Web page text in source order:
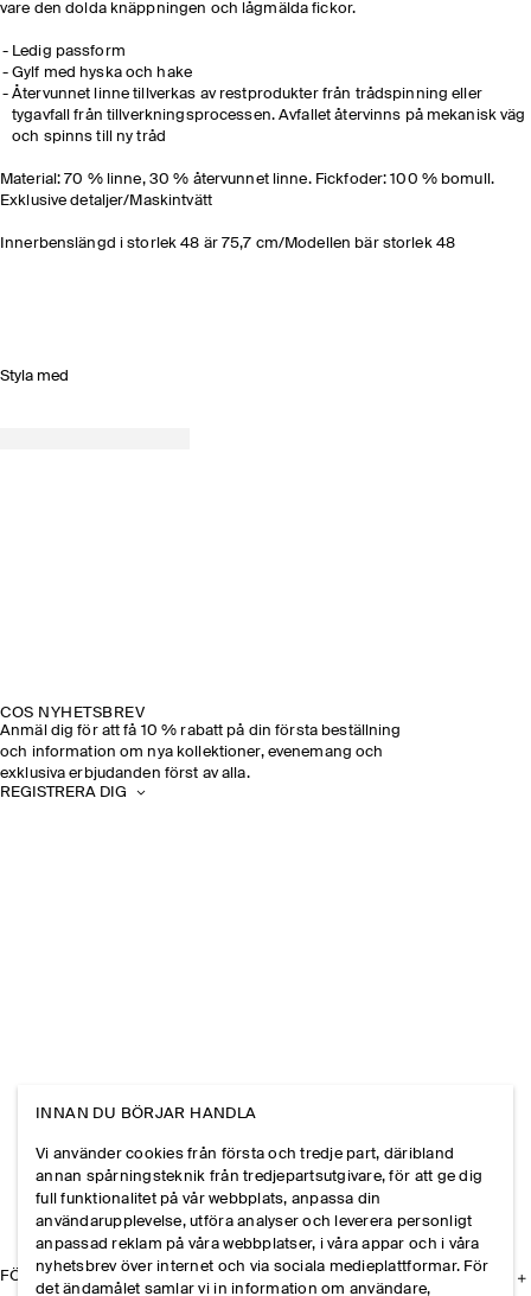
vare den dolda knäppningen och lågmälda fickor.
Ledig passform
Gylf med hyska och hake
Återvunnet linne tillverkas av restprodukter från trådspinning eller
tygavfall från tillverkningsprocessen. Avfallet återvinns på mekanisk väg
och spinns till ny tråd
Material: 70 % linne, 30 % återvunnet linne. Fickfoder: 100 % bomull.
Exklusive detaljer/Maskintvätt
Innerbenslängd i storlek 48 är 75,7 cm/Modellen bär storlek 48
Styla med
COS NYHETSBREV
Anmäl dig för att få 10 % rabatt på din första beställning
och information om nya kollektioner, evenemang och
exklusiva erbjudanden först av alla.
REGISTRERA DIG
FÖRETAGET
INNAN DU BÖRJAR HANDLA
Vi använder cookies från första och tredje part, däribland
annan spårningsteknik från tredjepartsutgivare, för att ge dig
full funktionalitet på vår webbplats, anpassa din
användarupplevelse, utföra analyser och leverera personligt
anpassad reklam på våra webbplatser, i våra appar och i våra
nyhetsbrev över internet och via sociala medieplattformar. För
det ändamålet samlar vi in information om användare,